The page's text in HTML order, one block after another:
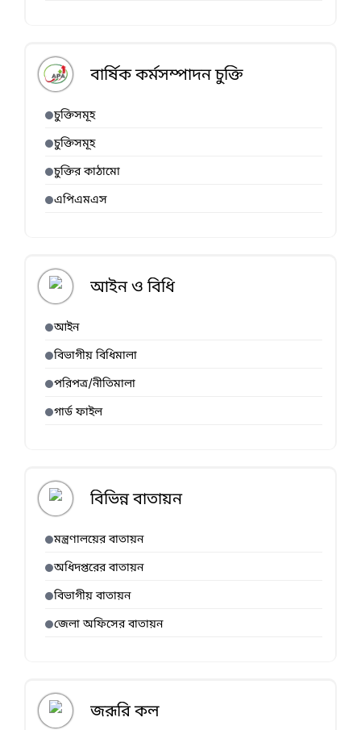
বার্ষিক কর্মসম্পাদন চুক্তি
চুক্তিসমূহ
চুক্তিসমূহ
চুক্তির কাঠামো
এপিএমএস
আইন ও বিধি
আইন
বিভাগীয় বিধিমালা
পরিপত্র/নীতিমালা
গার্ড ফাইল
বিভিন্ন বাতায়ন
মন্ত্রণালয়ের বাতায়ন
অধিদপ্তরের বাতায়ন
বিভাগীয় বাতায়ন
জেলা অফিসের বাতায়ন
জরূরি কল